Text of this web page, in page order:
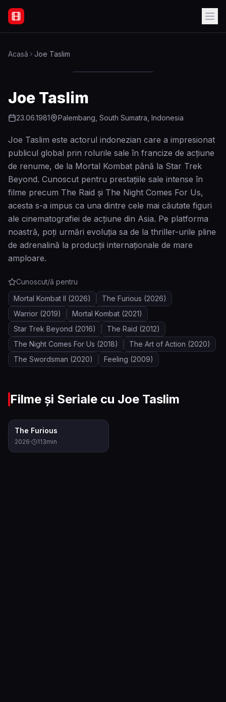
Filme Online Subtitrate - Acasă
Acasă Joe Taslim
Joe Taslim
23.06.1981 Palembang, South Sumatra, Indonesia
Joe Taslim este actorul indonezian care a impresionat
publicul global prin rolurile sale în francize de acțiune
de renume, de la Mortal Kombat până la Star Trek
Beyond. Cunoscut pentru prestațiile sale intense în
filme precum The Raid și The Night Comes For Us,
acesta s-a impus ca una dintre cele mai căutate figuri
ale cinematografiei de acțiune din Asia. Pe platforma
noastră, poți urmări evoluția sa de la thriller-urile pline
de adrenalină la producții internaționale de mare
amploare.
Cunoscut/ă pentru
Mortal Kombat II (2026) The Furious (2026)
Warrior (2019) Mortal Kombat (2021)
Star Trek Beyond (2016) The Raid (2012)
The Night Comes For Us (2018) The Art of Action (2020)
The Swordsman (2020) Feeling (2009)
Filme și Seriale cu Joe Taslim
The Furious
2026· 113min